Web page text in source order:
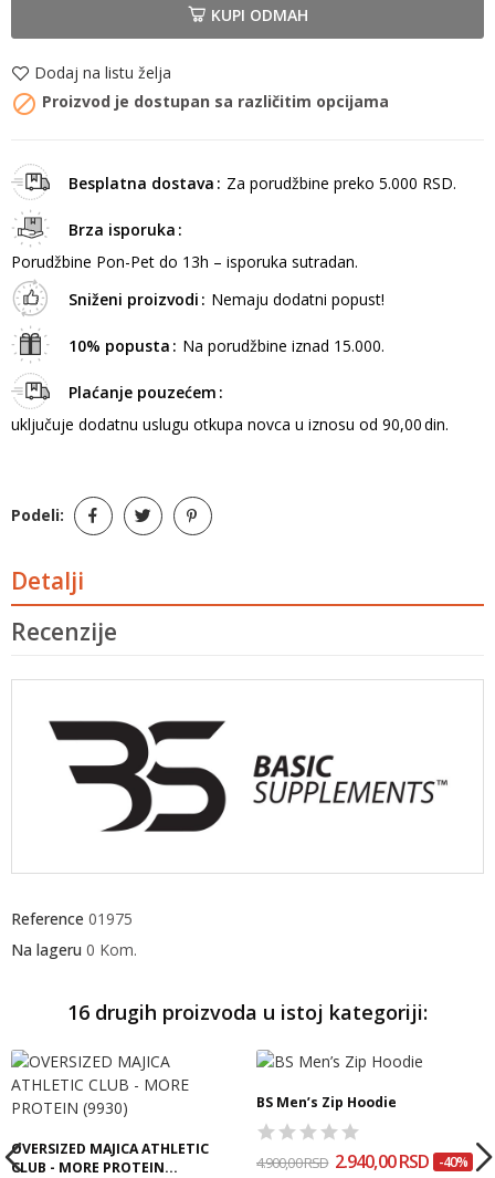
KUPI ODMAH
Dodaj na listu želja
 Proizvod je dostupan sa različitim opcijama
Besplatna dostava Za porudžbine preko 5.000 RSD.
Brza isporuka
Porudžbine Pon-Pet do 13h – isporuka sutradan.
Sniženi proizvodi
Nemaju dodatni popust!
10% popusta Na porudžbine iznad 15.000.
Plaćanje pouzećem
uključuje dodatnu uslugu otkupa novca u iznosu od 90,00 din.
Podeli:
Detalji
Recenzije
Reference 01975
Na lageru 0 Kom.
16 drugih proizvoda u istoj kategoriji:
OVERSIZED MAJICA ATHLETIC
CLUB - MORE PROTEIN...
BS Men’s Zip Hoodie
4.900,00 RSD 2.940,00 RSD -40%